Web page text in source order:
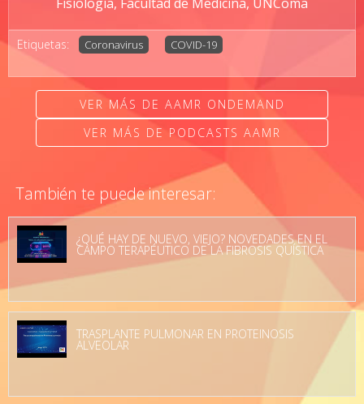
Etiquetas: Coronavirus COVID-19
VER MÁS DE AAMR ONDEMAND
VER MÁS DE PODCASTS AAMR
También te puede interesar:
¿QUÉ HAY DE NUEVO, VIEJO? NOVEDADES EN EL
CAMPO TERAPÉUTICO DE LA FIBROSIS QUÍSTICA
TRASPLANTE PULMONAR EN PROTEINOSIS
ALVEOLAR